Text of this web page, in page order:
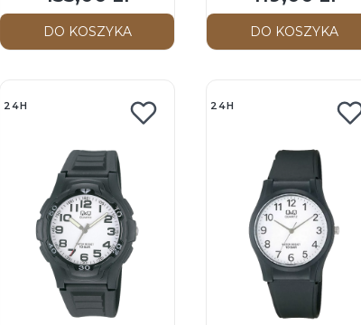
DO KOSZYKA DO KOSZYKA
24H 24H